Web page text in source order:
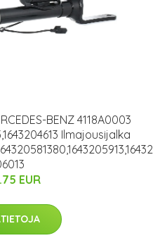
BENZ 4118A0003
Ilmajousijalka
EUR